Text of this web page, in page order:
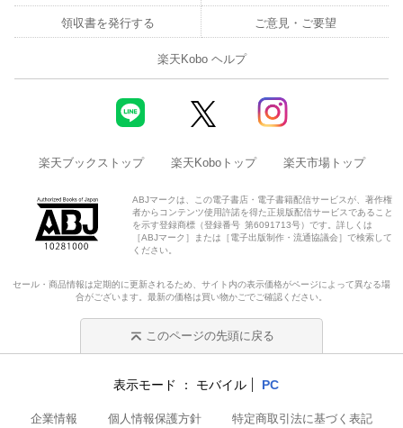
領収書を発行する ご意見・ご要望
楽天Kobo ヘルプ
楽天ブックストップ 楽天Koboトップ 楽天市場トップ
ABJマークは、この電子書店・電子書籍配信サービスが、著作権
者からコンテンツ使用許諾を得た正規版配信サービスであること
を示す登録商標（登録番号 第6091713号）です。詳しくは
［ABJマーク］または［電子出版制作・流通協議会］で検索して
ください。
セール・商品情報は定期的に更新されるため、サイト内の表示価格がページによって異なる場
合がございます。最新の価格は買い物かごでご確認ください。
このページの先頭に戻る
表示モード モバイル PC
企業情報 個人情報保護方針 特定商取引法に基づく表記